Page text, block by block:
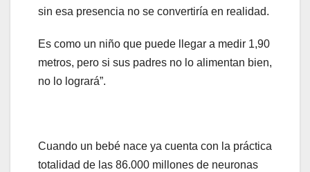
sin esa presencia no se convertiría en realidad.
Es como un niño que puede llegar a medir 1,90
metros, pero si sus padres no lo alimentan bien,
no lo logrará”.
Cuando un bebé nace ya cuenta con la práctica
totalidad de las 86.000 millones de neuronas